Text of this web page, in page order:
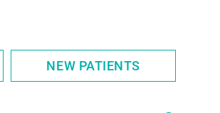
NEW PATIENTS